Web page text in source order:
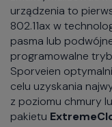
urządzenia to
802.11ax w
pasma lub
programowalne
Sporveien
celu uzyskania
z poziomu chmury
pakietu